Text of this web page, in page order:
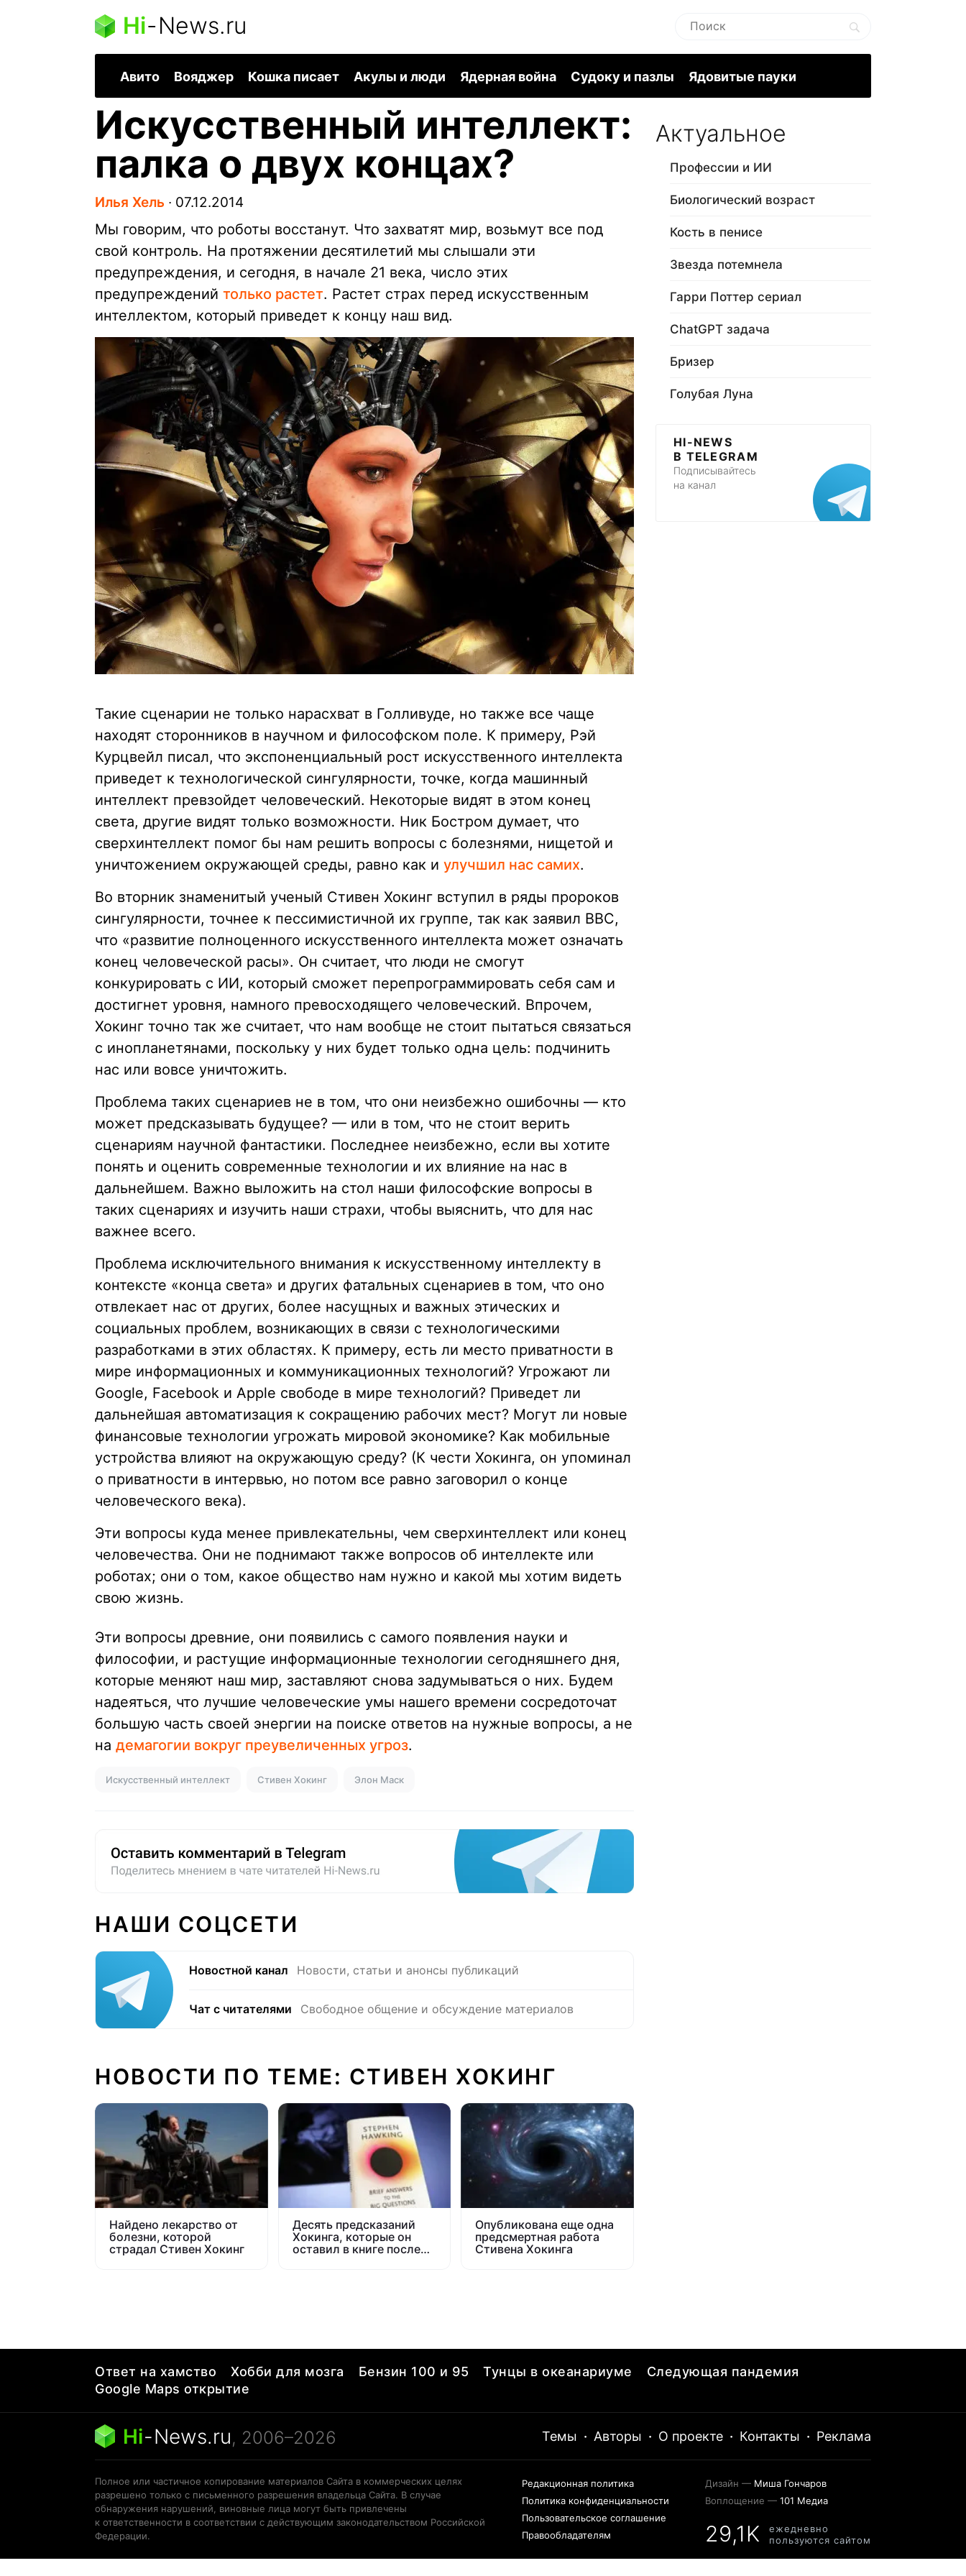
Hi-News.ru
Авито Вояджер Кошка писает Акулы и люди Ядерная война Судоку и пазлы Ядовитые пауки
Искусственный интеллект:
палка о двух концах?
Илья Хель ∙ 07.12.2014
Мы говорим, что роботы восстанут. Что захватят мир, возьмут все под
свой контроль. На протяжении десятилетий мы слышали эти
предупреждения, и сегодня, в начале 21 века, число этих
предупреждений только растет. Растет страх перед искусственным
интеллектом, который приведет к концу наш вид.
Такие сценарии не только нарасхват в Голливуде, но также все чаще
находят сторонников в научном и философском поле. К примеру, Рэй
Курцвейл писал, что экспоненциальный рост искусственного интеллекта
приведет к технологической сингулярности, точке, когда машинный
интеллект превзойдет человеческий. Некоторые видят в этом конец
света, другие видят только возможности. Ник Бостром думает, что
сверхинтеллект помог бы нам решить вопросы с болезнями, нищетой и
уничтожением окружающей среды, равно как и улучшил нас самих.
Во вторник знаменитый ученый Стивен Хокинг вступил в ряды пророков
сингулярности, точнее к пессимистичной их группе, так как заявил BBC,
что «развитие полноценного искусственного интеллекта может означать
конец человеческой расы». Он считает, что люди не смогут
конкурировать с ИИ, который сможет перепрограммировать себя сам и
достигнет уровня, намного превосходящего человеческий. Впрочем,
Хокинг точно так же считает, что нам вообще не стоит пытаться связаться
с инопланетянами, поскольку у них будет только одна цель: подчинить
нас или вовсе уничтожить.
Проблема таких сценариев не в том, что они неизбежно ошибочны — кто
может предсказывать будущее? — или в том, что не стоит верить
сценариям научной фантастики. Последнее неизбежно, если вы хотите
понять и оценить современные технологии и их влияние на нас в
дальнейшем. Важно выложить на стол наши философские вопросы в
таких сценариях и изучить наши страхи, чтобы выяснить, что для нас
важнее всего.
Проблема исключительного внимания к искусственному интеллекту в
контексте «конца света» и других фатальных сценариев в том, что оно
отвлекает нас от других, более насущных и важных этических и
социальных проблем, возникающих в связи с технологическими
разработками в этих областях. К примеру, есть ли место приватности в
мире информационных и коммуникационных технологий? Угрожают ли
Google, Facebook и Apple свободе в мире технологий? Приведет ли
дальнейшая автоматизация к сокращению рабочих мест? Могут ли новые
финансовые технологии угрожать мировой экономике? Как мобильные
устройства влияют на окружающую среду? (К чести Хокинга, он упоминал
о приватности в интервью, но потом все равно заговорил о конце
человеческого века).
Эти вопросы куда менее привлекательны, чем сверхинтеллект или конец
человечества. Они не поднимают также вопросов об интеллекте или
роботах; они о том, какое общество нам нужно и какой мы хотим видеть
свою жизнь.
Эти вопросы древние, они появились с самого появления науки и
философии, и растущие информационные технологии сегодняшнего дня,
которые меняют наш мир, заставляют снова задумываться о них. Будем
надеяться, что лучшие человеческие умы нашего времени сосредоточат
большую часть своей энергии на поиске ответов на нужные вопросы, а не
на демагогии вокруг преувеличенных угроз.
Искусственный интеллект Стивен Хокинг Элон Маск
НАШИ СОЦСЕТИ
Новостной канал Новости, статьи и анонсы публикаций
Чат с читателями Свободное общение и обсуждение материалов
НОВОСТИ ПО ТЕМЕ: СТИВЕН ХОКИНГ
Найдено лекарство от
болезни, которой
страдал Стивен Хокинг
Десять предсказаний
Хокинга, которые он
оставил в книге после
Опубликована еще одна
предсмертная работа
Стивена Хокинга
Актуальное
Профессии и ИИ
Биологический возраст
Кость в пенисе
Звезда потемнела
Гарри Поттер сериал
ChatGPT задача
Бризер
Голубая Луна
HI-NEWS
В TELEGRAM
Подписывайтесь
на канал
Ответ на хамство Хобби для мозга Бензин 100 и 95 Тунцы в океанариуме
Следующая пандемия
Google Maps открытие
Hi-News.ru, 2006–2026 Темы · Авторы · О проекте · Контакты · Реклама
Полное или частичное копирование материалов Сайта в коммерческих целях
разрешено только с письменного разрешения владельца Сайта. В случае
обнаружения нарушений, виновные лица могут быть привлечены
к ответственности в соответствии с действующим законодательством Российской
Федерации.
Редакционная политика
Политика конфиденциальности
Пользовательское соглашение
Правообладателям
Дизайн — Миша Гончаров
Воплощение — 101 Медиа
29,1K
ежедневно
пользуются сайтом